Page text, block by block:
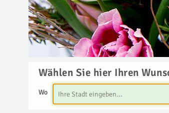
Wählen Sie hier Ihren
Wo